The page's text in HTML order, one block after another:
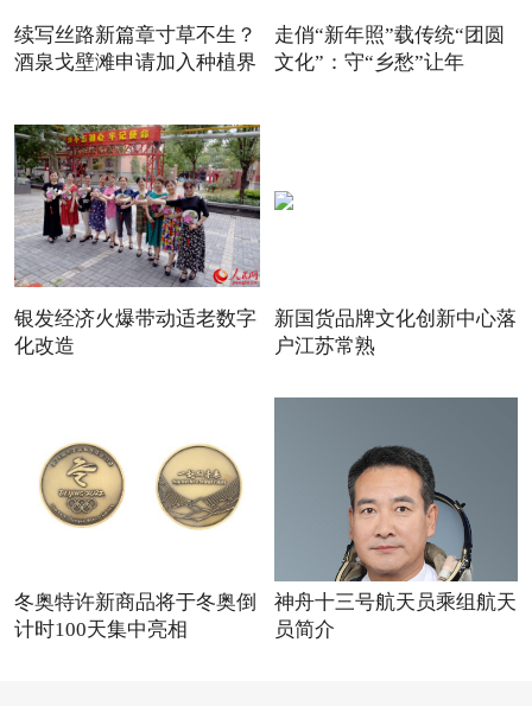
续写丝路新篇章寸草不生？
酒泉戈壁滩申请加入种植界
走俏“新年照”载传统“团圆
文化”：守“乡愁”让年
银发经济火爆带动适老数字
化改造
新国货品牌文化创新中心落
户江苏常熟
冬奥特许新商品将于冬奥倒
计时100天集中亮相
神舟十三号航天员乘组航天
员简介